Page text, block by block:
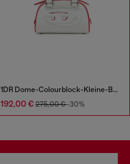
1DR Dome-Colourblock-Kleine-Bowling-Tasche
192,00 € 275,00 €-30%